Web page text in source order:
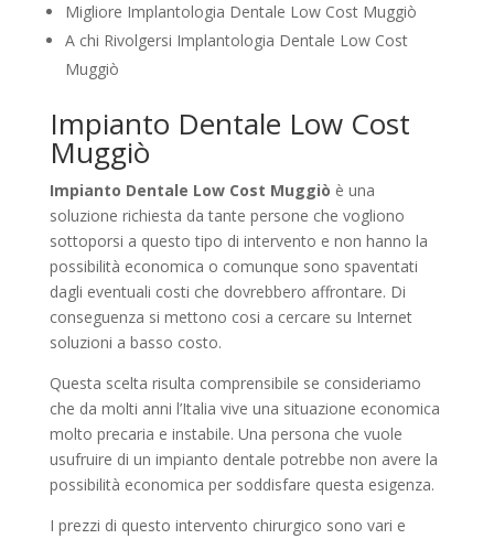
Migliore Implantologia Dentale Low Cost Muggiò
A chi Rivolgersi Implantologia Dentale Low Cost
Muggiò
Impianto Dentale Low Cost
Muggiò
Impianto Dentale Low Cost Muggiò è una
soluzione richiesta da tante persone che vogliono
sottoporsi a questo tipo di intervento e non hanno la
possibilità economica o comunque sono spaventati
dagli eventuali costi che dovrebbero affrontare. Di
conseguenza si mettono cosi a cercare su Internet
soluzioni a basso costo.
Questa scelta risulta comprensibile se consideriamo
che da molti anni l’Italia vive una situazione economica
molto precaria e instabile. Una persona che vuole
usufruire di un impianto dentale potrebbe non avere la
possibilità economica per soddisfare questa esigenza.
I prezzi di questo intervento chirurgico sono vari e